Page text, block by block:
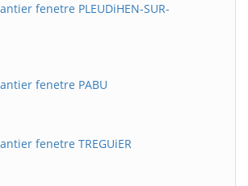
fenetre PLEUDiHEN-SUR-
fenetre PABU
fenetre TREGUiER